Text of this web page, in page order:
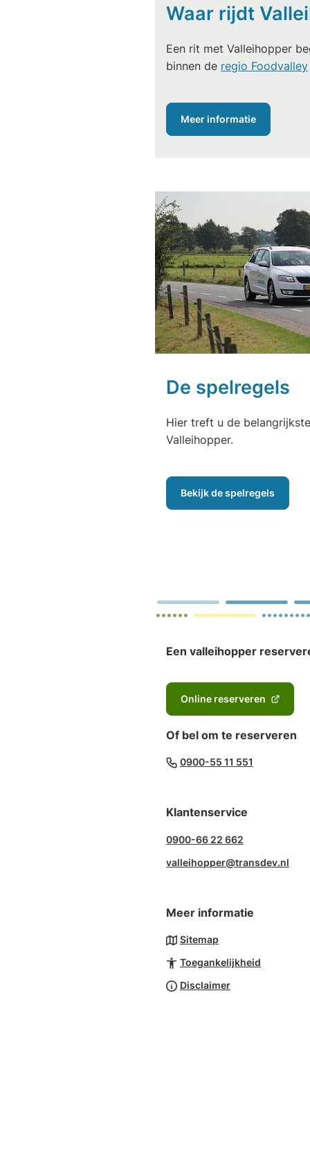
Waar rijdt
Een rit met Valleihopper
binnen de regio Foodvalley
Meer informatie
De spelregels
Hier treft u de
Valleihopper.
Bekijk de spelregels
Een valleihopper
Online reserveren
(Verwijst
een
website)
Of bel om te reserveren
0900-55 11 551
Klantenservice
0900-66 22 662
valleihopper@transdev.nl
Meer informatie
Sitemap
Toegankelijkheid
Disclaimer